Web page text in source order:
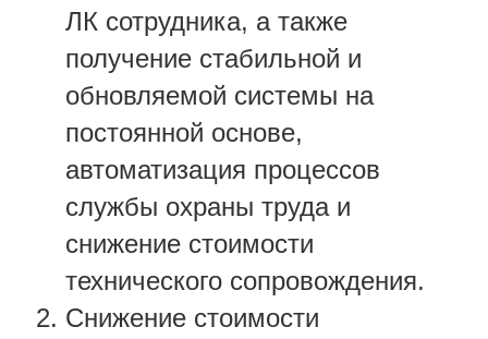
ЛК сотрудника, а также
получение стабильной и
обновляемой системы на
постоянной основе,
автоматизация процессов
службы охраны труда и
снижение стоимости
технического сопровождения.
Снижение стоимости